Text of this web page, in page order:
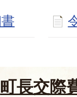
町長交際